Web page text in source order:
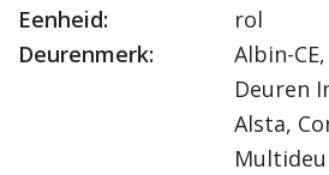
Eenheid:
rol
Deurenmerk:
Albin-
Deuren
Alsta,